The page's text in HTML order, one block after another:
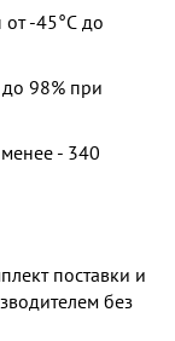
-45°С до
до 98% при
- 340
поставки и
без